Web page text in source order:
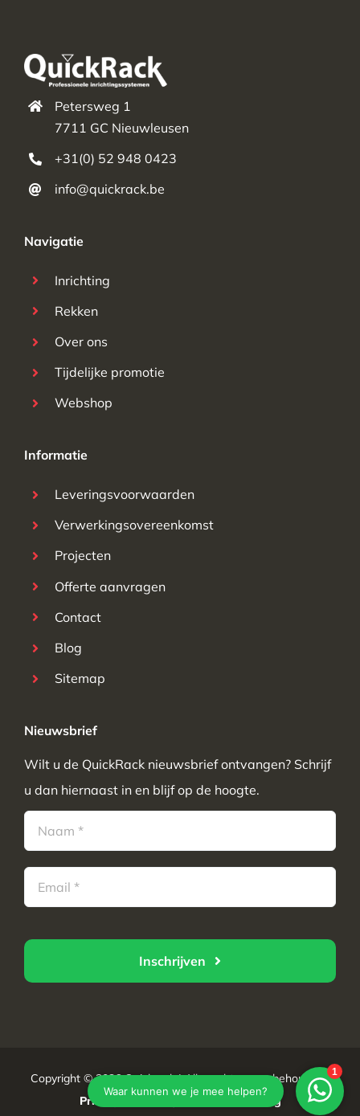
Petersweg 1
7711 GC Nieuwleusen
+31(0) 52 948 0423
info@quickrack.be
Navigatie
Inrichting
Rekken
Over ons
Tijdelijke promotie
Webshop
Informatie
Leveringsvoorwaarden
Verwerkingsovereenkomst
Projecten
Offerte aanvragen
Contact
Blog
Sitemap
Nieuwsbrief
Wilt u de QuickRack nieuwsbrief ontvangen? Schrijf
u dan hiernaast in en blijf op de hoogte.
Inschrijven
Copyright © 2026 Quickrack | Alle rechten voorbehouden |
Privacyverklaring
Cookieverklaring